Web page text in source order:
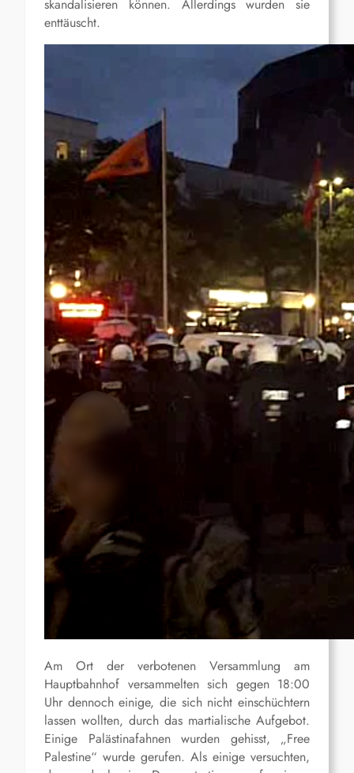
skandalisieren können. Allerdings wurden sie
enttäuscht.
Am Ort der verbotenen Versammlung am
Hauptbahnhof versammelten sich gegen 18:00
Uhr dennoch einige, die sich nicht einschüchtern
lassen wollten, durch das martialische Aufgebot.
Einige Palästinafahnen wurden gehisst, „Free
Palestine“ wurde gerufen. Als einige versuchten,